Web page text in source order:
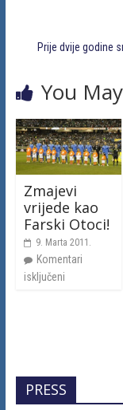
Prije dvije godine
You
Zmajevi
vrijede kao
Farski Otoci!
9. Marta 2011.
Komentari
isključeni
PRESS